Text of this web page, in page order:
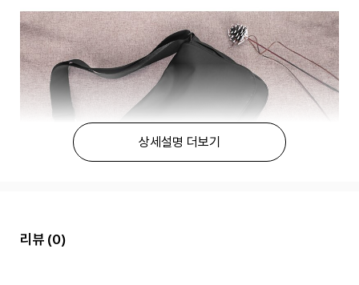
상세설명 더보기
리뷰 (0)